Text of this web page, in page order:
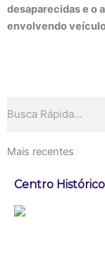
desaparecidas e o
envolvendo
Mais recentes
Centro